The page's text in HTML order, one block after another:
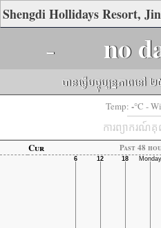
- no
បានធ្វើបច្ចុប្បន្នភាពន
Temp: -°C -
ការព្យាករ
Cur Past 48